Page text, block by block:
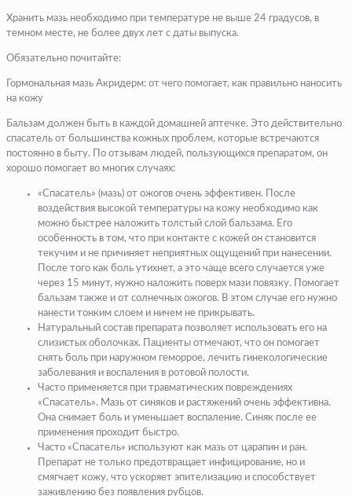
Хранить мазь необходимо при температуре не выше 24 градусов, в
темном месте, не более двух лет с даты выпуска.
Обязательно почитайте:
Гормональная мазь Акридерм: от чего помогает, как правильно наносить
на кожу
Бальзам должен быть в каждой домашней аптечке. Это действительно
спасатель от большинства кожных проблем, которые встречаются
постоянно в быту. По отзывам людей, пользующихся препаратом, он
хорошо помогает во многих случаях:
«Спасатель» (мазь) от ожогов очень эффективен. После
воздействия высокой температуры на кожу необходимо как
можно быстрее наложить толстый слой бальзама. Его
особенность в том, что при контакте с кожей он становится
текучим и не причиняет неприятных ощущений при нанесении.
После того как боль утихнет, а это чаще всего случается уже
через 15 минут, нужно наложить поверх мази повязку. Помогает
бальзам также и от солнечных ожогов. В этом случае его нужно
нанести тонким слоем и ничем не прикрывать.
Натуральный состав препарата позволяет использовать его на
слизистых оболочках. Пациенты отмечают, что он помогает
снять боль при наружном геморрое, лечить гинекологические
заболевания и воспаления в ротовой полости.
Часто применяется при травматических повреждениях
«Спасатель». Мазь от синяков и растяжений очень эффективна.
Она снимает боль и уменьшает воспаление. Синяк после ее
применения проходит быстро.
Часто «Спасатель» используют как мазь от царапин и ран.
Препарат не только предотвращает инфицирование, но и
смягчает кожу, что ускоряет эпителизацию и способствует
заживлению без появления рубцов.